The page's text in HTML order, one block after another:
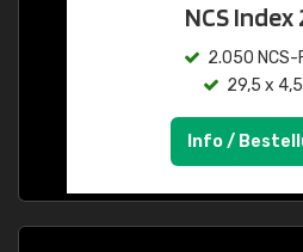
NCS Index
2.050 NCS-
29,5 x
Info /